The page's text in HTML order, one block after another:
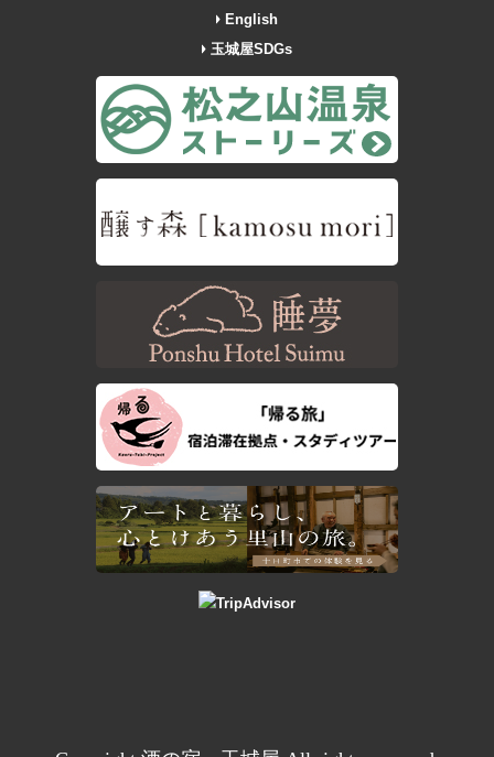
English
玉城屋SDGs